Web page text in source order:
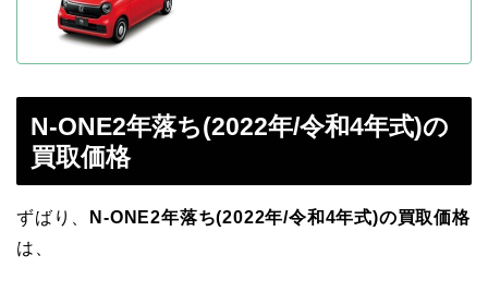
N-ONE2年落ち(2022年/令和4年式)の
買取価格
ずばり、
N-ONE2年落ち(2022年/令和4年式)の買取価格
は、